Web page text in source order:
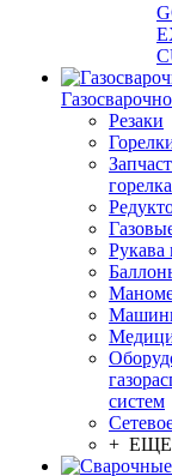
Резаки
Рукава
систем
+ ЕЩЕ